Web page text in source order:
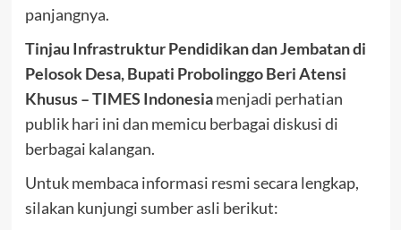
panjangnya.
Tinjau Infrastruktur Pendidikan dan Jembatan di
Pelosok Desa, Bupati Probolinggo Beri Atensi
Khusus – TIMES Indonesiamenjadi perhatian
publik hari ini dan memicu berbagai diskusi di
berbagai kalangan.
Untuk membaca informasi resmi secara lengkap,
silakan kunjungi sumber asli berikut: